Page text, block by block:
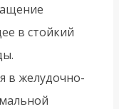
в стойкий
в желудочно-